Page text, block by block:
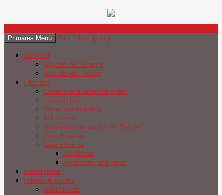
Katholische Gemeinde Sankt
Bernard Poppenbüttel
Primäres Menü Zum Inhalt springen
Aktuelles
Kalender St. Bernard
Kalender der Pfarrei
Über uns
Gremien und Ansprechpartner
Pastoral-Team
Gottesdienstordnung
Sakramente
Krankenkommunion in St. Bernard
Pater Bönecke
Unsere Kirche
Geschichte
Architektur und Kunst
Kindergarten
Familie & Kinder
Kinderkirche